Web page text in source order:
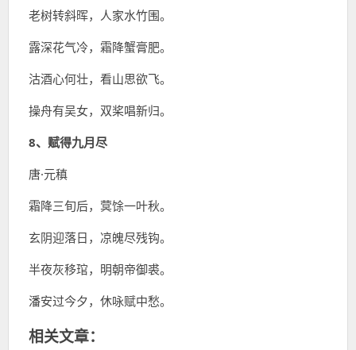
老树转斜晖，人家水竹围。
露深花气冷，霜降蟹膏肥。
沽酒心何壮，看山思欲飞。
操舟有吴女，双桨唱新归。
8、赋得九月尽
唐·元稹
霜降三旬后，蓂馀一叶秋。
玄阴迎落日，凉魄尽残钩。
半夜灰移琯，明朝帝御裘。
潘安过今夕，休咏赋中愁。
相关文章：